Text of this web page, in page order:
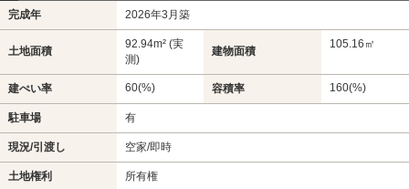
完成年 2026年3月築
土地面積
92.94m² (実
測)
建物面積
105.16㎡
建ぺい率 60(%) 容積率 160(%)
駐車場 有
現況/引渡し 空家/即時
土地権利 所有権